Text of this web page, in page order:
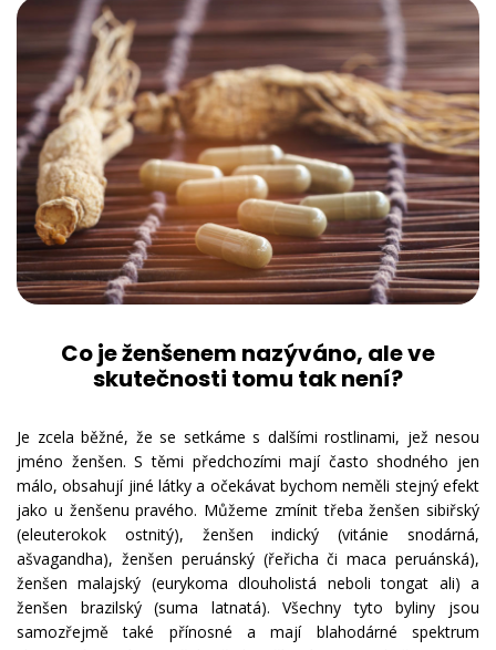
Co je ženšenem nazýváno, ale ve
skutečnosti tomu tak není?
Je zcela běžné, že se setkáme s dalšími rostlinami, jež nesou
jméno ženšen. S těmi předchozími mají často shodného jen
málo, obsahují jiné látky a očekávat bychom neměli stejný efekt
jako u ženšenu pravého. Můžeme zmínit třeba ženšen sibiřský
(eleuterokok ostnitý), ženšen indický (vitánie snodárná,
ašvagandha), ženšen peruánský (řeřicha či maca peruánská),
ženšen malajský (eurykoma dlouholistá neboli tongat ali) a
ženšen brazilský (suma latnatá). Všechny tyto byliny jsou
samozřejmě také přínosné a mají blahodárné spektrum